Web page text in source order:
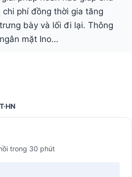
phí đồng thời gia tăng
bày và lối đi lại. Thông
mặt Ino…
trong 30 phút